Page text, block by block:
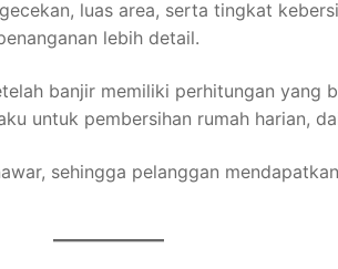
luas area, serta tingkat
lebih detail.
banjir memiliki perhitungan
untuk pembersihan rumah harian,
sehingga pelanggan